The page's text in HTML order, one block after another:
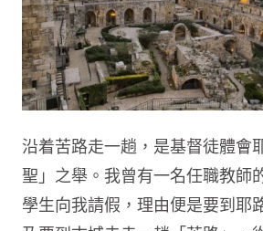
沿着苦路走一趟，是基督徒體會
聖」之舉。我曾有一名任職教師
學生向我請假，理由便是要到耶